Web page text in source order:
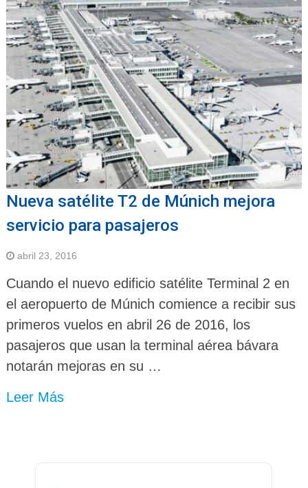
Nueva satélite T2 de Múnich mejora
servicio para pasajeros
abril 23, 2016
Cuando el nuevo edificio satélite Terminal 2 en
el aeropuerto de Múnich comience a recibir sus
primeros vuelos en abril 26 de 2016, los
pasajeros que usan la terminal aérea bávara
notarán mejoras en su …
Leer Más